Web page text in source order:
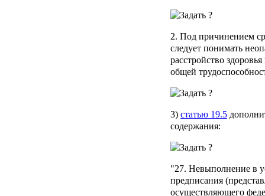
2. Под причинением
следует понимать
расстройство
общей
3) статью 19.5
содержания:
"27. Невыполнение в
предписания
осуществляющего